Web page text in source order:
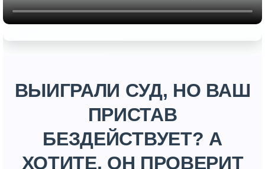
ВЫИГРАЛИ СУД, НО ВАШ
ПРИСТАВ
БЕЗДЕЙСТВУЕТ? А
ХОТИТЕ, ОН ПРОВЕРИТ